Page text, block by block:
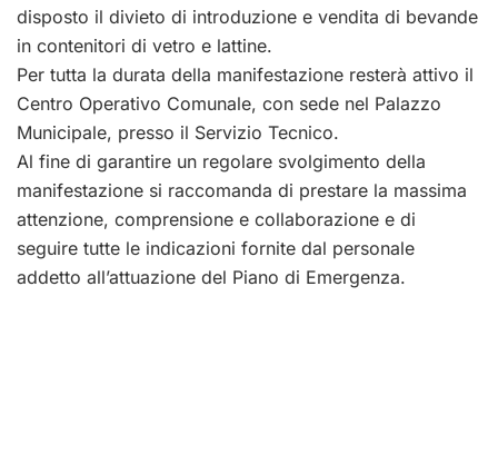
disposto il divieto di introduzione e vendita di bevande
in contenitori di vetro e lattine.
Per tutta la durata della manifestazione resterà attivo il
Centro Operativo Comunale, con sede nel Palazzo
Municipale, presso il Servizio Tecnico.
Al fine di garantire un regolare svolgimento della
manifestazione si raccomanda di prestare la massima
attenzione, comprensione e collaborazione e di
seguire tutte le indicazioni fornite dal personale
addetto all’attuazione del Piano di Emergenza.